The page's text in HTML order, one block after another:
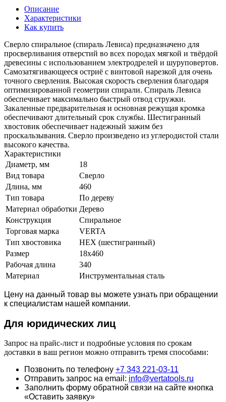
Описание
Характеристики
Как купить
Сверло спиральное (спираль Левиса) предназначено для
просверливания отверстий во всех породах мягкой и твёрдой
древесины с использованием электродрелей и шуруповертов.
Самозатягивающееся остриё с винтовой нарезкой для очень
точного сверления. Высокая скорость сверления благодаря
оптимизированной геометрии спирали. Спираль Левиса
обеспечивает максимально быстрый отвод стружки.
Закаленные предварительная и основная режущая кромка
обеспечивают длительный срок службы. Шестигранный
хвостовик обеспечивает надежный зажим без
проскальзывания. Сверло произведено из углеродистой стали
высокого качества.
Характеристики
Диаметр, мм
18
Вид товара
Сверло
Длина, мм
460
Тип товара
По дереву
Материал обработки Дерево
Конструкция
Спиральное
Торговая марка
VERTA
Тип хвостовика
HEX (шестигранный)
Размер
18х460
Рабочая длина
340
Материал
Инструментальная сталь
Цену на данный товар вы можете узнать при обращении
к специалистам нашей компании.
Для юридических лиц
Запрос на прайс-лист и подробные условия по срокам
доставки в ваш регион можно отправить тремя способами:
Позвонить по телефону +7 343 221-03-11
Отправить запрос на email: info@vertatools.ru
Заполнить форму обратной связи на сайте кнопка
«Оставить заявку»